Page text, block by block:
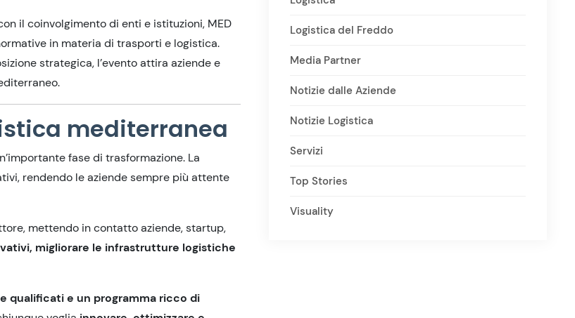
il coinvolgimento di enti e istituzioni, MED
in materia di trasporti e logistica.
strategica, l’evento attira aziende e
mediterranea
fase di trasformazione. La
rendendo le aziende sempre più attente
mettendo in contatto aziende, startup,
migliorare le infrastrutture logistiche
qualificati e un programma ricco di
Logistica del Freddo
Media Partner
Notizie dalle Aziende
Notizie Logistica
Servizi
Top Stories
Visuality